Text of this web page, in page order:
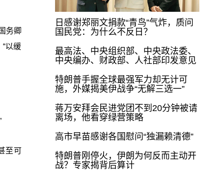
务卿
以缓
至可
日感谢郑丽文捐款“青鸟”气炸，质问
国民党：为什么不反日？
最高法、中央组织部、中央政法委、
中央编办、财政部、人社部印发意见
特朗普手握全球最强军力却无计可
施，外媒揭美伊战争“无解三选一”
蒋万安拜会民进党团不到20分钟被请
离场，他看穿绿营策略
高市早苗感谢各国慰问“独漏赖清德”
特朗普刚停火，伊朗为何反而主动开
战？专家揭背后算计